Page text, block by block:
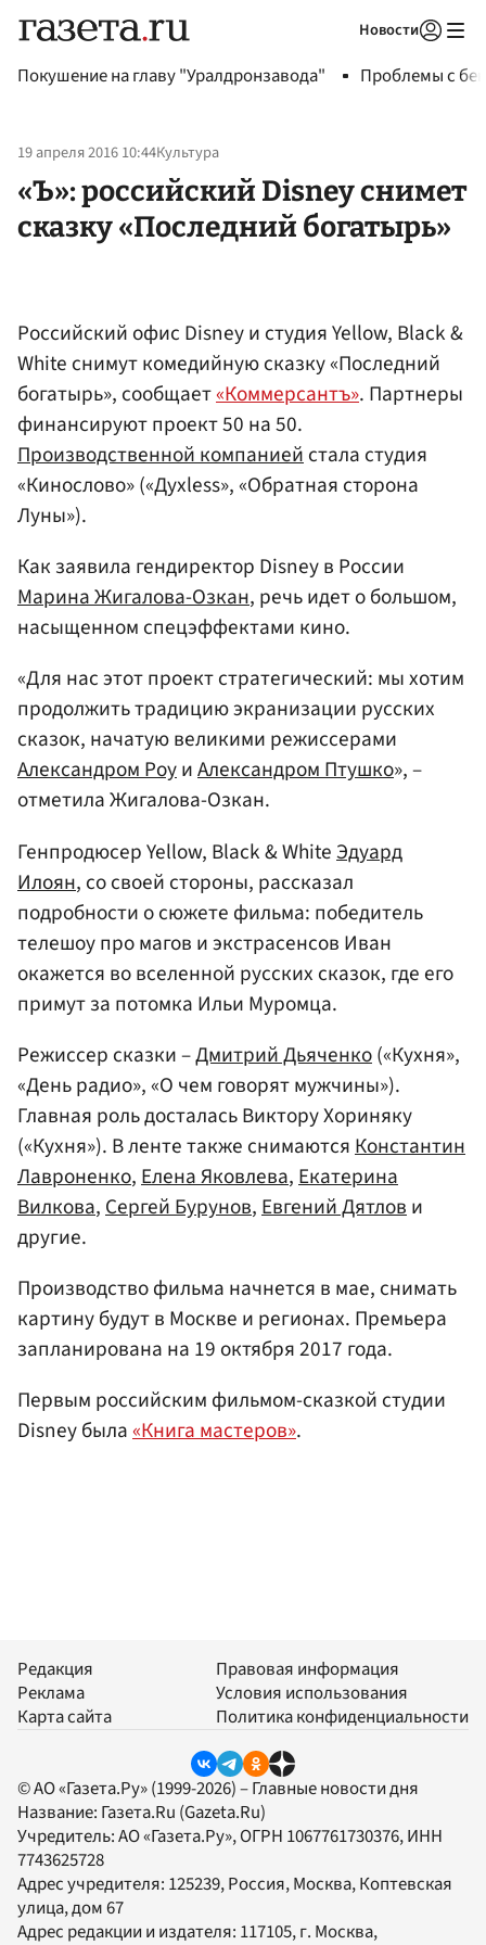
Новости
Покушение на главу "Уралдронзавода" Проблемы с
19 апреля 2016 10:44Культура
«Ъ»: российский Disney снимет
сказку «Последний богатырь»
Российский офис Disney и студия Yellow, Black &
White снимут комедийную сказку «Последний
богатырь», сообщает«Коммерсантъ». Партнеры
финансируют проект 50 на 50.
Производственной компаниейстала студия
«Кинослово» («Духless», «Обратная сторона
Луны»).
Как заявила гендиректор Disney в России
Марина Жигалова-Озкан, речь идет о большом,
насыщенном спецэффектами кино.
«Для нас этот проект стратегический: мы хотим
продолжить традицию экранизации русских
сказок, начатую великими режиссерами
Александром РоуиАлександром Птушко», –
отметила Жигалова-Озкан.
Генпродюсер Yellow, Black & WhiteЭдуард
Илоян, со своей стороны, рассказал
подробности о сюжете фильма: победитель
телешоу про магов и экстрасенсов Иван
окажется во вселенной русских сказок, где его
примут за потомка Ильи Муромца.
Режиссер сказки –Дмитрий Дьяченко(«Кухня»,
«День радио», «О чем говорят мужчины»).
Главная роль досталась Виктору Хориняку
(«Кухня»). В ленте также снимаютсяКонстантин
Лавроненко,Елена Яковлева,Екатерина
Вилкова,Сергей Бурунов,Евгений Дятлови
другие.
Производство фильма начнется в мае, снимать
картину будут в Москве и регионах. Премьера
запланирована на 19 октября 2017 года.
Первым российским фильмом-сказкой студии
Disney была«Книга мастеров».
Редакция
Реклама
Карта сайта
Правовая информация
Условия использования
Политика конфиденциальности
© АО «Газета.Ру» (1999-2026) – Главные новости дня
Название: Газета.Ru (Gazeta.Ru)
Учредитель:АО «Газета.Ру», ОГРН 1067761730376, ИНН
7743625728
Адрес учредителя: 125239, Россия, Москва, Коптевская
улица, дом 67
Адрес редакции и издателя: 117105, г. Москва,